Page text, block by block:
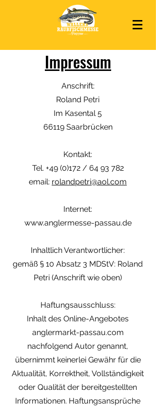
Impressum
Anschrift:
Roland Petri
Im Kasental 5
66119 Saarbrücken
Kontakt:
Tel. +49 (0)172 / 64 93 782
email: rolandpetri@aol.com
Internet:
www.anglermesse-passau.de
Inhaltlich Verantwortlicher:
gemäß § 10 Absatz 3 MDStV: Roland
Petri (Anschrift wie oben)
Haftungsausschluss:
Inhalt des Online-Angebotes
anglermarkt-passau.com
nachfolgend Autor genannt,
übernimmt keinerlei Gewähr für die
Aktualität, Korrektheit, Vollständigkeit
oder Qualität der bereitgestellten
Informationen. Haftungsansprüche